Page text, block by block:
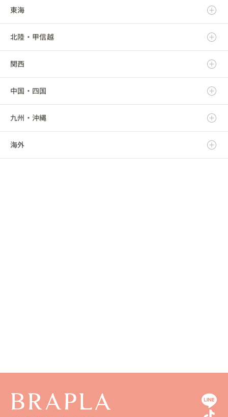
岩手県
宮城県
秋田県
山形県
福島県
茨城県
栃木県
群馬県
埼玉県
千葉県
東京都
東海
岐阜県
静岡県
愛知県
三重県
北陸・甲信越
新潟県
富山県
石川県
福井県
関西
滋賀県
京都府
大阪府
中国・四国
鳥取県
島根県
九州・沖縄
福岡県
海外